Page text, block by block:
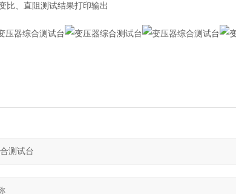
比、直阻测试结果打印输出